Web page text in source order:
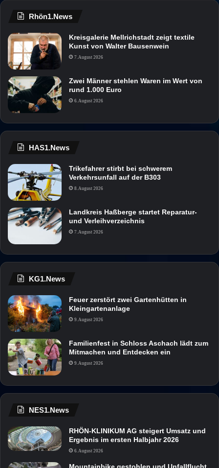
Rhön1.News
Kreisgalerie Mellrichstadt zeigt textile
Kunst von Walter Bausenwein
7. August 2026
Zwei Männer stehlen Waren im Wert von
rund 1.000 Euro
6. August 2026
HAS1.News
Trikefahrer stirbt bei schwerem
Verkehrsunfall auf der B303
8. August 2026
Landkreis Haßberge startet Reparatur-
und Verleihverzeichnis
7. August 2026
KG1.News
Feuer zerstört zwei Gartenhütten in
Kleingartenanlage
9. August 2026
Familienfest in Schloss Aschach lädt zum
Mitmachen und Entdecken ein
9. August 2026
NES1.News
RHÖN-KLINIKUM AG steigert Umsatz und
Ergebnis im ersten Halbjahr 2026
6. August 2026